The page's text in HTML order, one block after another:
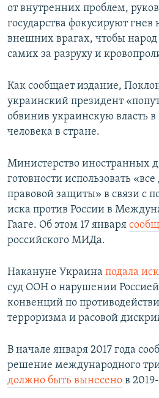
от внутренних проблем,
государства фокусируют
внешних врагах, чтобы народ
самих за разруху и
Как сообщает издание,
украинский президент
обвинив украинскую власть
человека в стране.
Министерство иностранных
готовности использовать
правовой защиты» в связи с
иска против России в
Гааге. Об этом 17 января
российского МИДа.
Накануне Украина подала иск
суд ООН о нарушении
конвенций по
терроризма и расовой
В начале января 2017 года
решение международного
должно быть вынесено в